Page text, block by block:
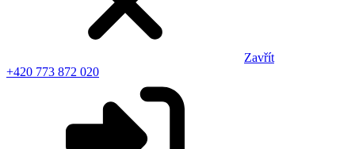
Zavřít
+420 773 872 020